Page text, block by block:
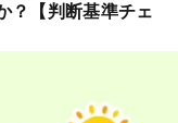
？【判断基準チェ